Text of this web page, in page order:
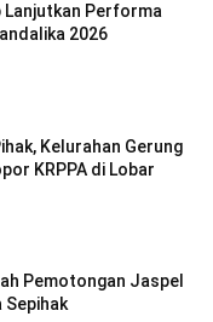
Lanjutkan Performa
2026
Kelurahan Gerung
KRPPA di Lobar
Pemotongan Jaspel
Sepihak